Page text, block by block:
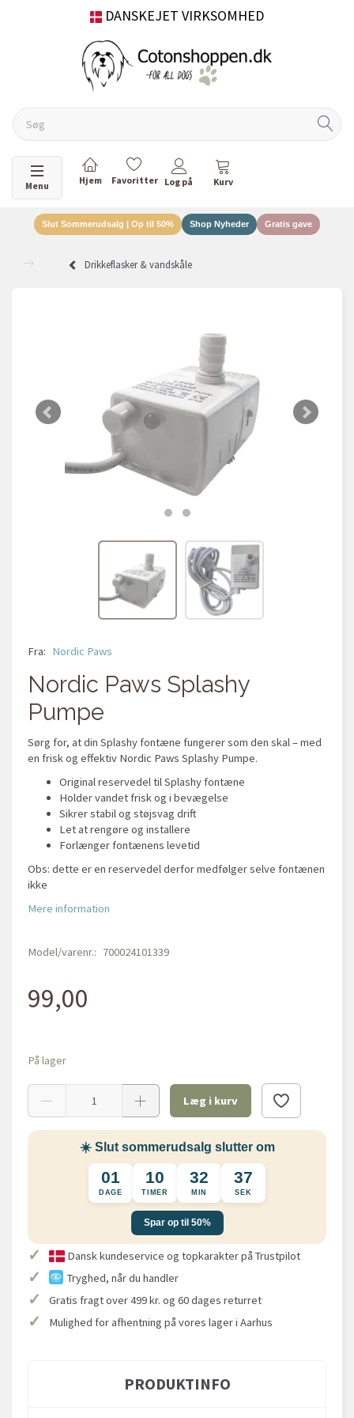
DANSKEJET VIRKSOMHED
Skifte navigation
Menu
Slut Sommerudsalg | Op til 50% Shop Nyheder Gratis gave
Drikkeflasker & vandskåle
Fra: Nordic Paws
Nordic Paws Splashy
Pumpe
Sørg for, at din Splashy fontæne fungerer som den skal – med
en frisk og effektiv Nordic Paws Splashy Pumpe.
Original reservedel til Splashy fontæne
Holder vandet frisk og i bevægelse
Sikrer stabil og støjsvag drift
Let at rengøre og installere
Forlænger fontænens levetid
Obs: dette er en reservedel derfor medfølger selve fontænen
ikke
Mere information
Model/varenr.: 700024101339
99,00
På lager
Læg i kurv
☀️ Slut sommerudsalg slutter om
01
DAGE
10
TIMER
32
MIN
36
SEK
Spar op til 50%
✓ Dansk kundeservice og topkarakter på Trustpilot
✓ Tryghed, når du handler
✓ Gratis fragt over 499 kr. og 60 dages returret
✓ Mulighed for afhentning på vores lager i Aarhus
PRODUKTINFO